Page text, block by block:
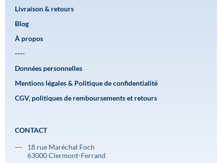
Livraison & retours
Blog
À propos
----
Données personnelles
Mentions légales & Politique de confidentialité
CGV, politiques de remboursements et retours
CONTACT
18 rue Maréchal Foch
63000 Clermont-Ferrand